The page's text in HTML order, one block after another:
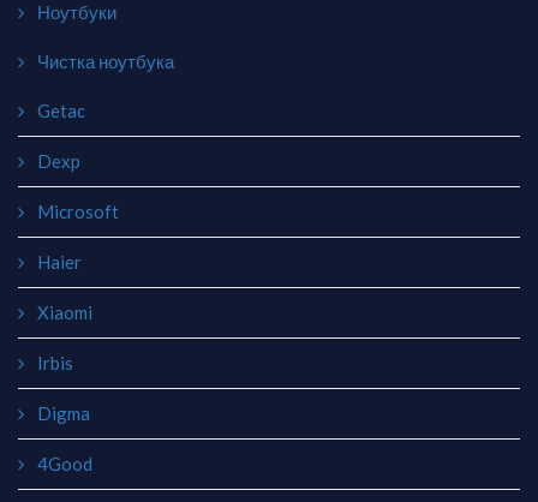
Ноутбуки
Чистка ноутбука
Getac
Dexp
Microsoft
Haier
Xiaomi
Irbis
Digma
4Good